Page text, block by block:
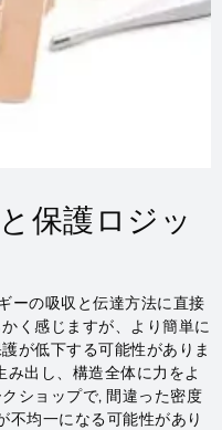
保護ロジッ
ーの吸収と伝達方法に直接
く感じますが、より簡単に
が低下する可能性がありま
み出し、構造全体に力をよ
ショップで, 間違った密度
不均一になる可能性があり